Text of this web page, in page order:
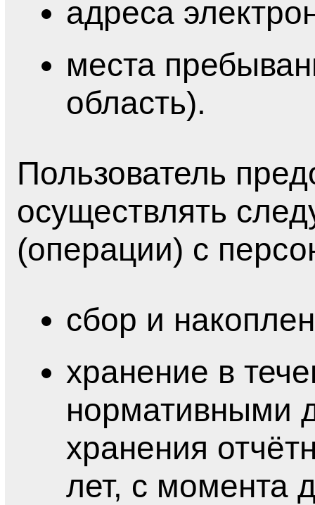
адреса
места
область).
Пользователь
осуществлять
(операции) с
сбор и
хранение в
нормативными
хранения
лет, с момента